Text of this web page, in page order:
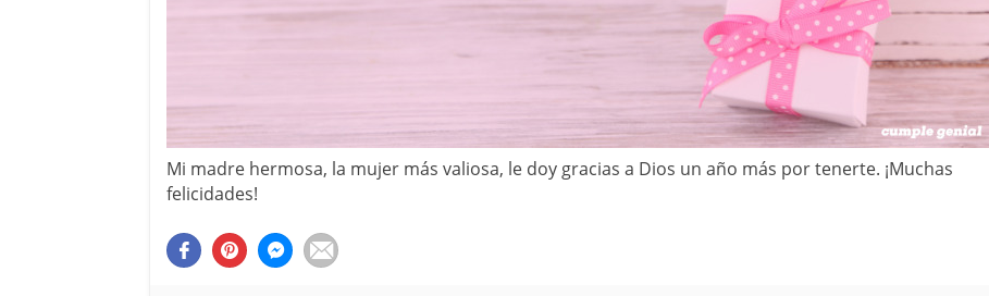
Mi madre hermosa, la mujer más valiosa, le doy gracias a Dios un año más por tenerte. ¡Muchas
felicidades!